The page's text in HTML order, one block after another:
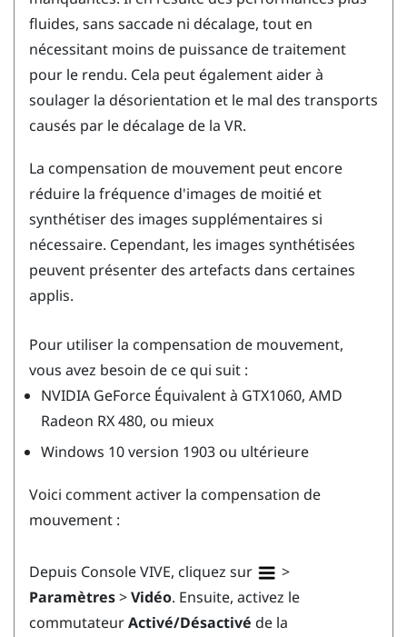
fluides, sans saccade ni décalage, tout en
nécessitant moins de puissance de traitement
pour le rendu. Cela peut également aider à
soulager la désorientation et le mal des transports
causés par le décalage de la VR.
La compensation de mouvement peut encore
réduire la fréquence d'images de moitié et
synthétiser des images supplémentaires si
nécessaire. Cependant, les images synthétisées
peuvent présenter des artefacts dans certaines
applis.
Pour utiliser la compensation de mouvement,
vous avez besoin de ce qui suit :
NVIDIA GeForceÉquivalent à GTX1060, AMD
Radeon RX 480, ou mieux
Windows 10 version 1903 ou ultérieure
Voici comment activer la compensation de
mouvement :
Depuis Console VIVE, cliquez sur
>
Paramètres>Vidéo. Ensuite, activez le
commutateurActivé/Désactivé de la